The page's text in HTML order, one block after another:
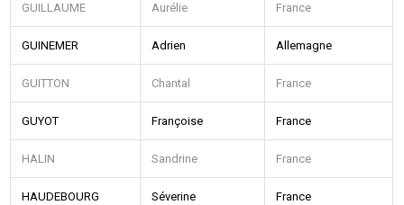
GUILLAUME Aurélie France
GUINEMER Adrien Allemagne
GUITTON Chantal France
GUYOT Françoise France
HALIN Sandrine France
HAUDEBOURG Séverine France